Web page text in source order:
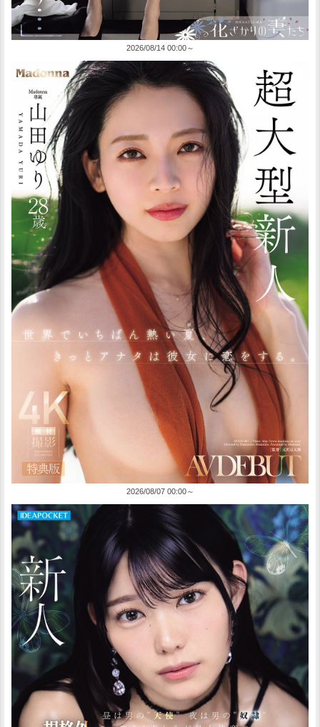
2026/08/14 00:00～
2026/08/07 00:00～